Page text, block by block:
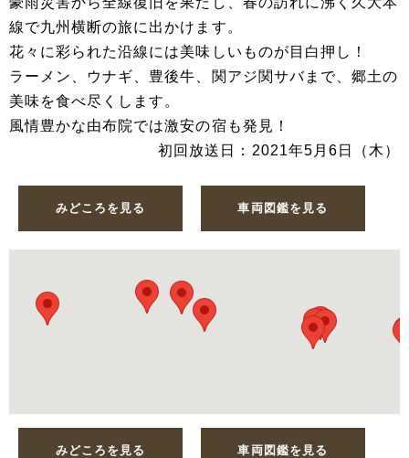
線で九州横断の旅に出かけます。
花々に彩られた沿線には美味しいものが目白押し！
ラーメン、ウナギ、豊後牛、関アジ関サバまで、郷土の
美味を食べ尽くします。
風情豊かな由布院では激安の宿も発見！
初回放送日：2021年5月6日（木）
みどころを見る 車両図鑑を見る
みどころを見る 車両図鑑を見る